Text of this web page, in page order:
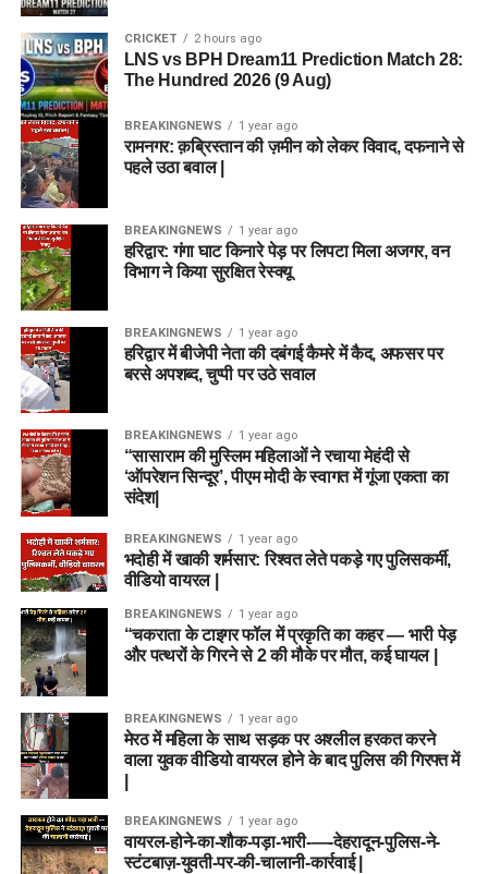
CRICKET 2 hours ago
LNS vs BPH Dream11 Prediction Match 28:
The Hundred 2026 (9 Aug)
BREAKINGNEWS 1 year ago
रामनगर: क़ब्रिस्तान की ज़मीन को लेकर विवाद, दफनाने से
पहले उठा बवाल |
BREAKINGNEWS 1 year ago
हरिद्वार: गंगा घाट किनारे पेड़ पर लिपटा मिला अजगर, वन
विभाग ने किया सुरक्षित रेस्क्यू
BREAKINGNEWS 1 year ago
हरिद्वार में बीजेपी नेता की दबंगई कैमरे में कैद, अफसर पर
बरसे अपशब्द, चुप्पी पर उठे सवाल
BREAKINGNEWS 1 year ago
“सासाराम की मुस्लिम महिलाओं ने रचाया मेहंदी से
‘ऑपरेशन सिन्दूर’, पीएम मोदी के स्वागत में गूंजा एकता का
संदेश|
BREAKINGNEWS 1 year ago
भदोही में खाकी शर्मसार: रिश्वत लेते पकड़े गए पुलिसकर्मी,
वीडियो वायरल |
BREAKINGNEWS 1 year ago
“चकराता के टाइगर फॉल में प्रकृति का कहर — भारी पेड़
और पत्थरों के गिरने से 2 की मौके पर मौत, कई घायल |
BREAKINGNEWS 1 year ago
मेरठ में महिला के साथ सड़क पर अश्लील हरकत करने
वाला युवक वीडियो वायरल होने के बाद पुलिस की गिरफ्त में
BREAKINGNEWS 1 year ago
वायरल-होने-का-शौक-पड़ा-भारी-—-देहरादून-पुलिस-ने-
स्टंटबाज़-युवती-पर-की-चालानी-कार्रवाई |